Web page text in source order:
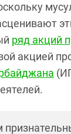
ряд акций
акцией